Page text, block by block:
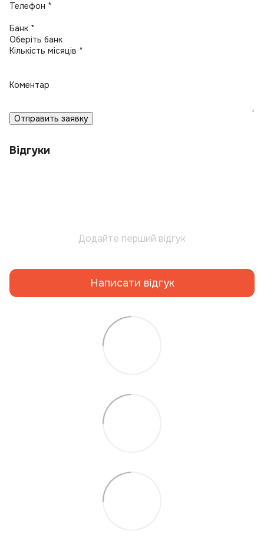
Телефон *
Банк *
Кількість місяців *
Коментар
Отправить заявку
Відгуки
Додайте перший відгук
Написати відгук